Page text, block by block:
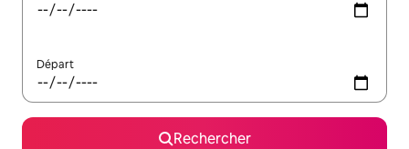
Départ
Rechercher